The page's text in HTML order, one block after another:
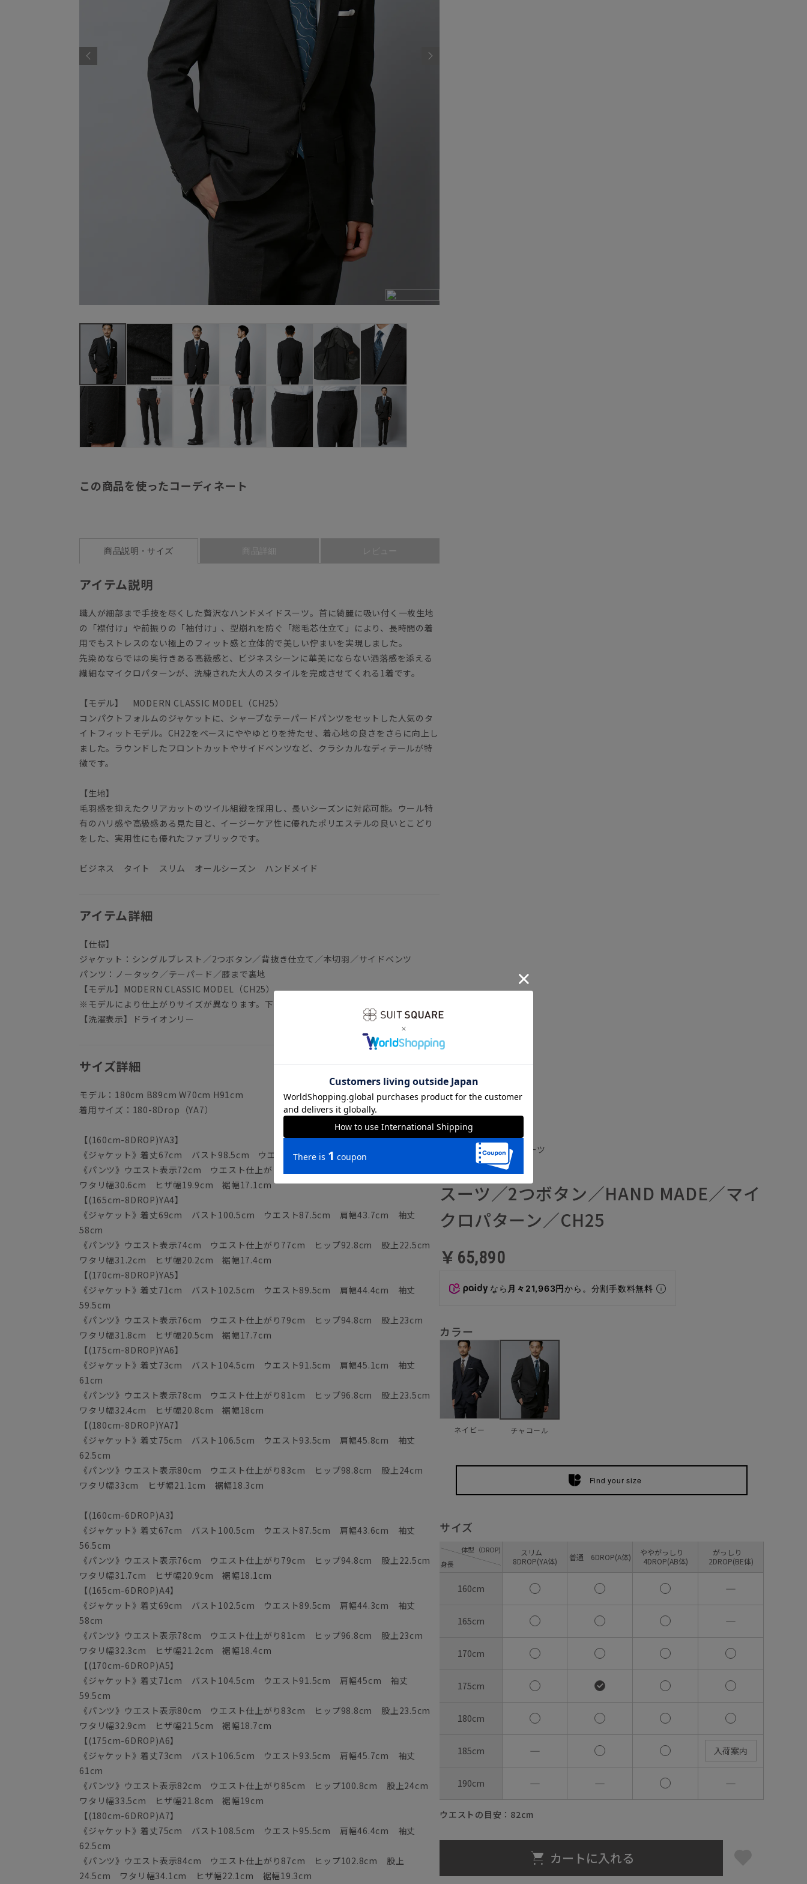
この商品を使ったコーディネート
商品説明・サイズ 商品詳細 レビュー
アイテム説明
職人が細部まで手技を尽くした贅沢なハンドメイドスーツ。首に綺麗に吸い付く一枚生地
の「襟付け」や前振りの「袖付け」、型崩れを防ぐ「総毛芯仕立て」により、長時間の着
用でもストレスのない極上のフィット感と立体的で美しい佇まいを実現しました。
先染めならではの奥行きある高級感と、ビジネスシーンに華美にならない洒落感を添える
繊細なマイクロパターンが、洗練された大人のスタイルを完成させてくれる1着です。
【モデル】 MODERN CLASSIC MODEL（CH25）
コンパクトフォルムのジャケットに、シャープなテーパードパンツをセットした人気のタ
イトフィットモデル。CH22をベースにややゆとりを持たせ、着心地の良さをさらに向上し
ました。ラウンドしたフロントカットやサイドベンツなど、クラシカルなディテールが特
徴です。
【生地】
毛羽感を抑えたクリアカットのツイル組織を採用し、長いシーズンに対応可能。ウール特
有のハリ感や高級感ある見た目と、イージーケア性に優れたポリエステルの良いとこどり
をした、実用性にも優れたファブリックです。
ビジネス タイト スリム オールシーズン ハンドメイド
アイテム詳細
【仕様】
ジャケット：シングルブレスト／2つボタン／背抜き仕立て／本切羽／サイドベンツ
パンツ：ノータック／テーパード／膝まで裏地
【モデル】MODERN CLASSIC MODEL（CH25）
※モデルにより仕上がりサイズが異なります。下記のサイズ詳細を必ずご確認下さい。
【洗濯表示】ドライオンリー
サイズ詳細
モデル：180cm B89cm W70cm H91cm
着用サイズ：180-8Drop（YA7）
【(160cm-8DROP)YA3】
《ジャケット》着丈67cm バスト98.5cm ウエスト85.5cm 肩幅43cm 袖丈56.5cm
《パンツ》ウエスト表示72cm ウエスト仕上がり75cm ヒップ90.8cm 股上22cm
ワタリ幅30.6cm ヒザ幅19.9cm 裾幅17.1cm
【(165cm-8DROP)YA4】
《ジャケット》着丈69cm バスト100.5cm ウエスト87.5cm 肩幅43.7cm 袖丈
58cm
《パンツ》ウエスト表示74cm ウエスト仕上がり77cm ヒップ92.8cm 股上22.5cm
ワタリ幅31.2cm ヒザ幅20.2cm 裾幅17.4cm
【(170cm-8DROP)YA5】
《ジャケット》着丈71cm バスト102.5cm ウエスト89.5cm 肩幅44.4cm 袖丈
59.5cm
《パンツ》ウエスト表示76cm ウエスト仕上がり79cm ヒップ94.8cm 股上23cm
ワタリ幅31.8cm ヒザ幅20.5cm 裾幅17.7cm
【(175cm-8DROP)YA6】
《ジャケット》着丈73cm バスト104.5cm ウエスト91.5cm 肩幅45.1cm 袖丈
61cm
《パンツ》ウエスト表示78cm ウエスト仕上がり81cm ヒップ96.8cm 股上23.5cm
ワタリ幅32.4cm ヒザ幅20.8cm 裾幅18cm
【(180cm-8DROP)YA7】
《ジャケット》着丈75cm バスト106.5cm ウエスト93.5cm 肩幅45.8cm 袖丈
62.5cm
《パンツ》ウエスト表示80cm ウエスト仕上がり83cm ヒップ98.8cm 股上24cm
ワタリ幅33cm ヒザ幅21.1cm 裾幅18.3cm
【(160cm-6DROP)A3】
《ジャケット》着丈67cm バスト100.5cm ウエスト87.5cm 肩幅43.6cm 袖丈
56.5cm
《パンツ》ウエスト表示76cm ウエスト仕上がり79cm ヒップ94.8cm 股上22.5cm
ワタリ幅31.7cm ヒザ幅20.9cm 裾幅18.1cm
【(165cm-6DROP)A4】
《ジャケット》着丈69cm バスト102.5cm ウエスト89.5cm 肩幅44.3cm 袖丈
58cm
《パンツ》ウエスト表示78cm ウエスト仕上がり81cm ヒップ96.8cm 股上23cm
ワタリ幅32.3cm ヒザ幅21.2cm 裾幅18.4cm
【(170cm-6DROP)A5】
《ジャケット》着丈71cm バスト104.5cm ウエスト91.5cm 肩幅45cm 袖丈
59.5cm
《パンツ》ウエスト表示80cm ウエスト仕上がり83cm ヒップ98.8cm 股上23.5cm
ワタリ幅32.9cm ヒザ幅21.5cm 裾幅18.7cm
【(175cm-6DROP)A6】
《ジャケット》着丈73cm バスト106.5cm ウエスト93.5cm 肩幅45.7cm 袖丈
61cm
《パンツ》ウエスト表示82cm ウエスト仕上がり85cm ヒップ100.8cm 股上24cm
ワタリ幅33.5cm ヒザ幅21.8cm 裾幅19cm
【(180cm-6DROP)A7】
《ジャケット》着丈75cm バスト108.5cm ウエスト95.5cm 肩幅46.4cm 袖丈
62.5cm
《パンツ》ウエスト表示84cm ウエスト仕上がり87cm ヒップ102.8cm 股上
24.5cm ワタリ幅34.1cm ヒザ幅22.1cm 裾幅19.3cm
通年／ハンドメイドスーツ
HSH001-XB
スーツ／2つボタン／HAND MADE／マイ
クロパターン／CH25
￥65,890
なら 月々21,963円から。分割手数料無料
カラー
ネイビー チャコール
Find your size
サイズ
身長
体型（DROP)
スリム
8DROP(YA体)
普通 6DROP(A体)
ややがっしり
4DROP(AB体)
がっしり
2DROP(BE体)
160cm ―
165cm ―
170cm
175cm
180cm
185cm ― 入荷案内
190cm ― ― ―
ウエストの目安： 82cm
カートに入れる